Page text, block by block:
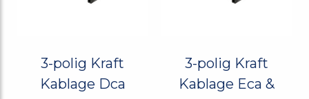
3-polig Kraft
Kablage Dca
3-polig Kraft
Kablage Eca &